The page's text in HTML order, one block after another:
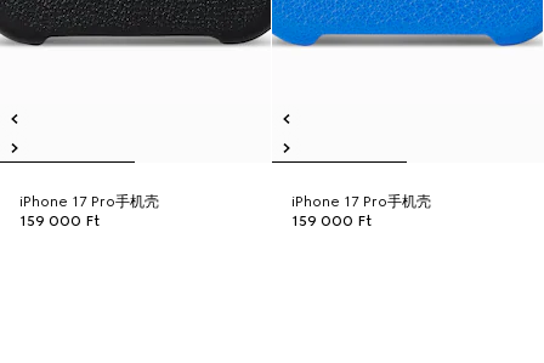
iPhone 17 Pro手机壳
159 000 Ft
iPhone 17 Pro手机壳
159 000 Ft